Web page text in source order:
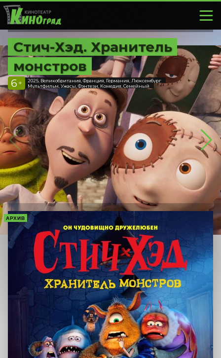
Стич-Хэд. Хранитель
монстров
6 +
2025, Великобритания, Франция, Германия, Люксембург
Мультфильм, Ужасы, Фэнтези, Комедия, Семейный
АРХИВ